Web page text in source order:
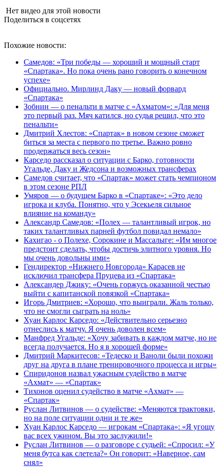
Нет видео для этой новости
Поделиться в соцсетях
Похожие новости:
Самедов: «Три победы — хороший и мощный старт
«Спартака». Но пока очень рано говорить о конечном
успехе»
Официально. Мирлинд Даку — новый форвард
«Спартака»
Зобнин — о пенальти в матче с «Ахматом»: «Для меня
это первый раз. Мяч катился, но судья решил, что это
пенальти»
Дмитрий Хлестов: «Спартак» в новом сезоне сможет
биться за места с первого по третье. Важно ровно
продержаться весь сезон»
Карседо рассказал о ситуации с Барко, готовности
Угальде, Даку и Жедсона и возможных трансферах
Самедов считает, что «Спартак» может стать чемпионом
в этом сезоне РПЛ
Умяров — о будущем Барко в «Спартаке»: «Это дело
игрока и клуба. Понятно, что у Эсекьеля сильное
влияние на команду»
Александр Самедов: «Полех — талантливый игрок, но
таких талантливых парней футбол повидал немало»
Кахигао - о Полехе, Сорокине и Массалыге: «Им многое
предстоит сделать, чтобы достичь элитного уровня. Но
мы очень довольны ими»
Гендиректор «Нижнего Новгорода» Карасев не
исключил трансфера Пруцева из «Спартака»
Александер Джику: «Очень горжусь оказанной честью
выйти с капитанской повязкой «Спартака»
Игорь Дмитриев: «Хорошо, что выиграли. Жаль только,
что не смогли сыграть на ноль»
Хуан Карлос Карседо: «Действительно серьезно
отнеслись к матчу. Я очень доволен всем»
Манфред Угальде: «Хочу забивать в каждом матче, но не
всегда получается. Но я в хорошей форме»
Дмитрий Маркитесов: «Тедеско и Ваноли были похожи
друг на друга в плане тренировочного процесса и игры»
Спиридонов назвал ужасным судейство в матче
«Ахмат» — «Спартак»
Тихонов оценил судейство в матче «Ахмат» —
«Спартак»
Руслан Литвинов — о судействе: «Меняются трактовки,
но на поле ситуации одни и те же»
Хуан Карлос Карседо — игрокам «Спартака»: «Я угощу
вас всех ужином. Вы это заслужили!»
Руслан Литвинов — о разговоре с судьей: «Спросил: «У
меня бутса как слетела?» Он говорит: «Наверное, сам
снял»